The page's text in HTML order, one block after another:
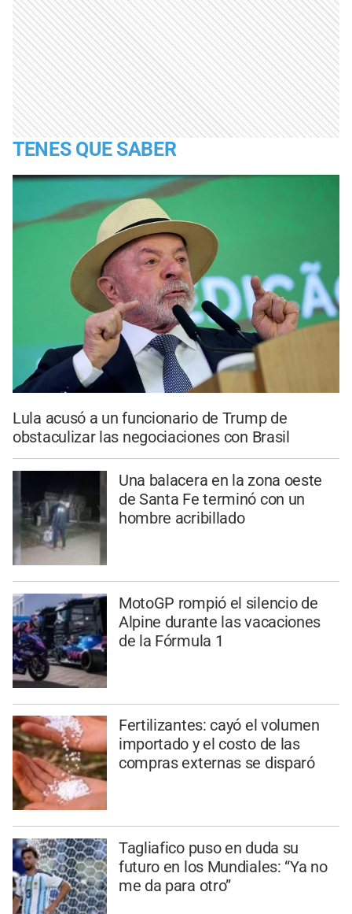
TENES QUE SABER
Lula acusó a un funcionario de Trump de
obstaculizar las negociaciones con Brasil
Una balacera en la zona oeste
de Santa Fe terminó con un
hombre acribillado
MotoGP rompió el silencio de
Alpine durante las vacaciones
de la Fórmula 1
Fertilizantes: cayó el volumen
importado y el costo de las
compras externas se disparó
Tagliafico puso en duda su
futuro en los Mundiales: “Ya no
me da para otro”